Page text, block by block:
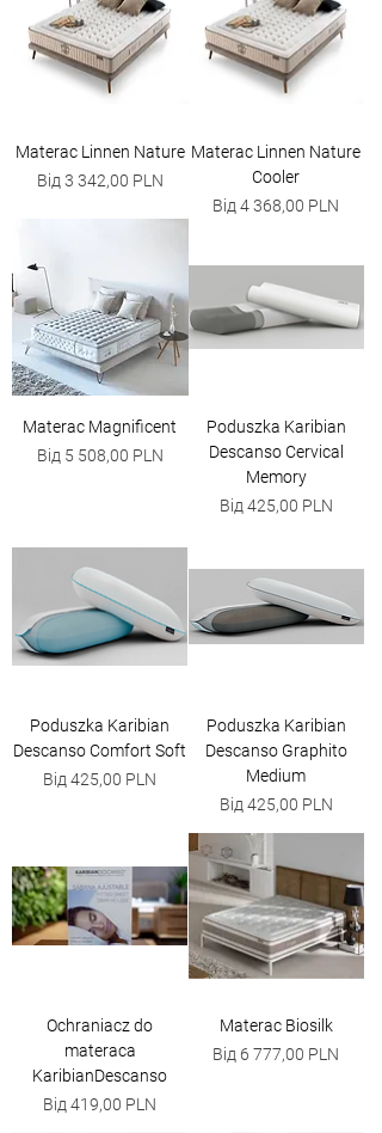
Materac Linnen Nature
Від 3 342,00 PLN
За розпродажем
Materac Linnen Nature
Cooler
Від4 368,00 PLN
За розпродажем
Materac Magnificent
Від 5 508,00 PLN
За розпродажем
Poduszka Karibian
Descanso Cervical
Memory
Від 425,00 PLN
За розпродажем
Poduszka Karibian
Descanso Comfort Soft
Від425,00 PLN
За розпродажем
Poduszka Karibian
Descanso Graphito
Medium
Від 425,00 PLN
За розпродажем
Ochraniacz do
materaca
KaribianDescanso
Від419,00 PLN
За розпродажем
Materac Biosilk
Від 6 777,00 PLN
За розпродажем